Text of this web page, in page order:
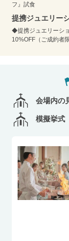
フ』試食
提携ジュエリー
◆提携ジュエリーシ
10%OFF（ご成約者限
会場内の
模擬挙式